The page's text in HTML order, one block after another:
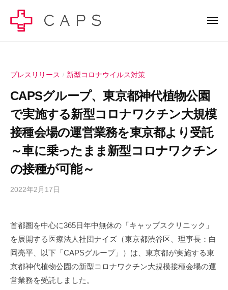
P
株
式
会
社
–
健
で
幸
せ
の
総
S
株
会
社
公
式
イ
す
。
当
社
で
メ
プレスリリース / 新型コロナウイルス対策
CAPSグループ、東京都神代植物公園
で実施する新型コロナワクチン大規模
接種会場の運営業務を東京都より受託
～車に乗ったまま新型コロナワクチン
の接種が可能～
2022年2月17日
a
p
s
-
首都圏を中心に365日年中無休の「キャップスクリニック」
を展開する医療法人社団ナイズ（東京都渋谷区、理事長：白
岡亮平、以下「CAPSグループ」）は、東京都が実施する東
京都神代植物公園の新型コロナワクチン大規模接種会場の運
営業務を受託しました。
P
会
–
健
康
経
幸
の
を
最
大
化
す